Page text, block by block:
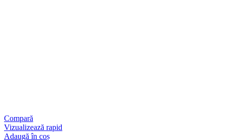
Compară
Vizualizează rapid
Adaugă în coș